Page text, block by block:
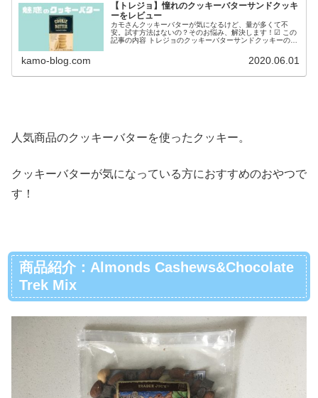
【トレジョ】憧れのクッキーバターサンドクッキ
ーをレビュー
カモさんクッキーバターが気になるけど、量が多くて不
安。試す方法はないの？そのお悩み、解決します！☑ この
記事の内容 トレジョのクッキーバターサンドクッキーのレ
kamo-blog.com 2020.06.01
人気商品のクッキーバターを使ったクッキー。
クッキーバターが気になっている方におすすめのおやつで
す！
商品紹介：Almonds Cashews&Chocolate
Trek Mix